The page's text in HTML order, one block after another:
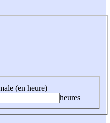
(en heure)
heures